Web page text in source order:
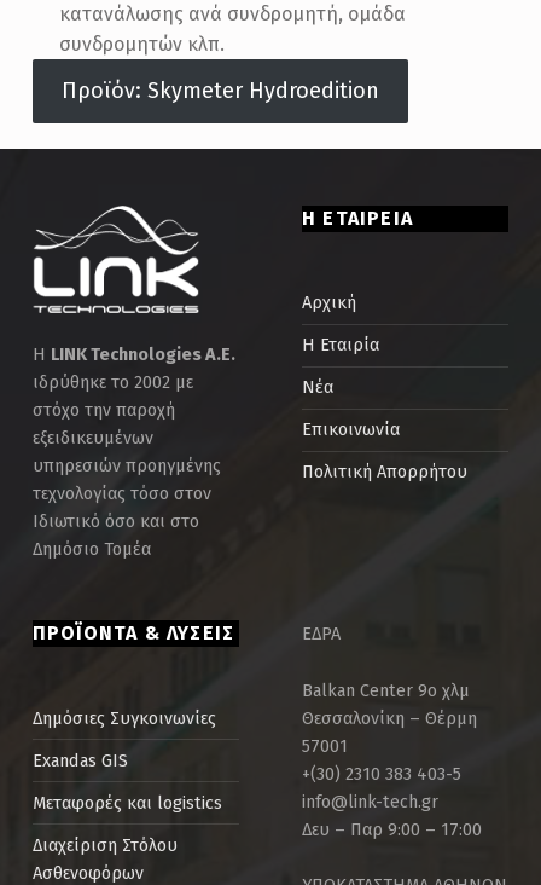
κατανάλωσης ανά συνδρομητή, ομάδα
συνδρομητών κλπ.
Προϊόν: Skymeter Hydroedition
Skip back to main navigation
Η LINK Technologies Α.Ε.
ιδρύθηκε το 2002 με
στόχο την παροχή
εξειδικευμένων
υπηρεσιών προηγμένης
τεχνολογίας τόσο στον
Ιδιωτικό όσο και στο
Δημόσιο Τομέα
Η ΕΤΑΙΡΕΙΑ
Αρχική
Η Εταιρία
Νέα
Επικοινωνία
Πολιτική Απορρήτου
ΠΡΟΪΟΝΤΑ & ΛΥΣΕΙΣ
Δημόσιες Συγκοινωνίες
Exandas GIS
Μεταφορές και logistics
Διαχείριση Στόλου
Ασθενοφόρων
ΕΔΡΑ
Balkan Center 9ο χλμ
Θεσσαλονίκη – Θέρμη
57001
+(30) 2310 383 403-5
info@link-tech.gr
Δευ – Παρ 9:00 – 17:00